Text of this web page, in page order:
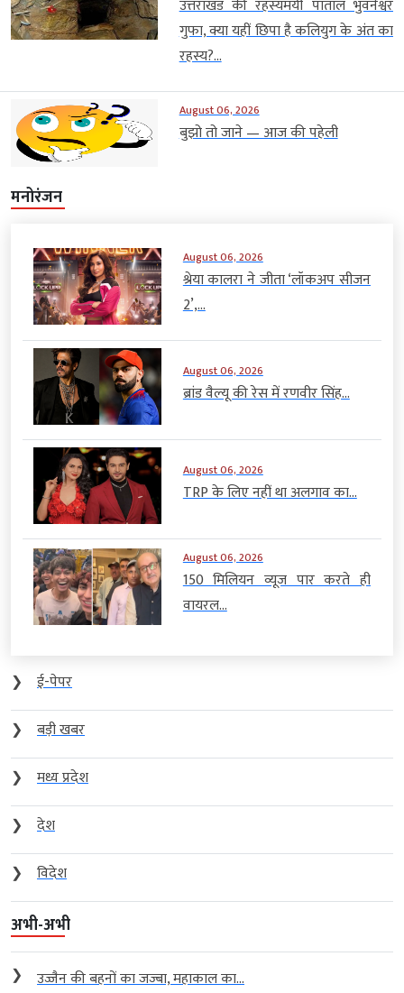
उत्तराखंड की रहस्यमयी पाताल भुवनेश्वर
गुफा, क्या यहीं छिपा है कलियुग के अंत का
रहस्य?...
August 06, 2026
बुझो तो जाने — आज की पहेली
मनोरंजन
August 06, 2026
श्रेया कालरा ने जीता ‘लॉकअप सीजन
2’,...
August 06, 2026
ब्रांड वैल्यू की रेस में रणवीर सिंह...
August 06, 2026
TRP के लिए नहीं था अलगाव का...
August 06, 2026
150 मिलियन व्यूज पार करते ही
वायरल...
❯
ई-पेपर
❯
बड़ी खबर
❯
मध्य प्रदेश
❯
देश
❯
विदेश
अभी-अभी
❯ उज्जैन की बहनों का जज्बा, महाकाल का...